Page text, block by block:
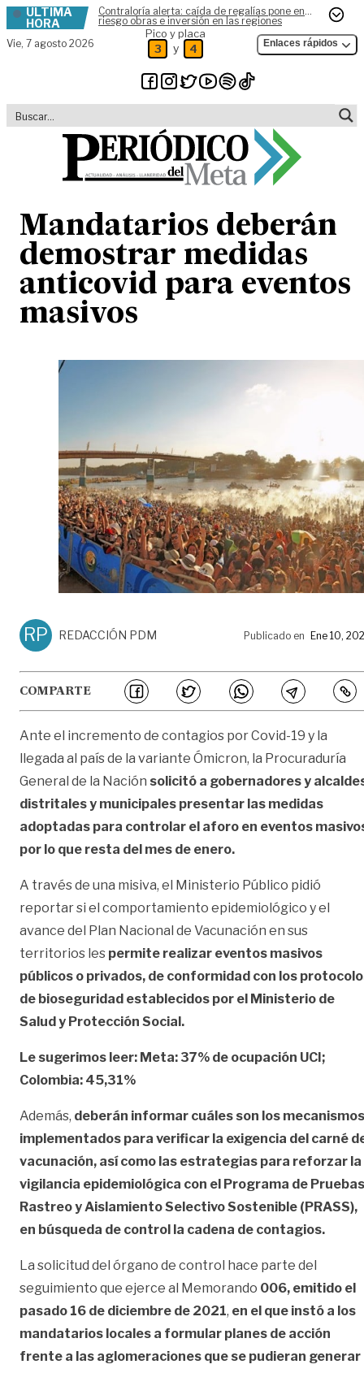
Skip to content
ÚLTIMA
HORA
Contraloría alerta: caída de regalías pone en
riesgo obras e inversión en las regiones
Vie, 7 agosto 2026
Pico y placa
3 y 4 Enlaces rápidos
Mandatarios deberán
demostrar medidas
anticovid para eventos
masivos
RP REDACCIÓN PDM Publicado en Ene 10,
COMPARTE
Ante el incremento de contagios por Covid-19 y la
llegada al país de la variante Ómicron, la Procuraduría
General de la Nación solicitó a gobernadores y
distritales y municipales presentar las medidas
adoptadas para controlar el aforo en eventos
por lo que resta del mes de enero.
A través de una misiva, el Ministerio Público pidió
reportar si el comportamiento epidemiológico y el
avance del Plan Nacional de Vacunación en sus
territorios les permite realizar eventos masivos
públicos o privados, de conformidad con los
de bioseguridad establecidos por el Ministerio de
Salud y Protección Social.
Le sugerimos leer: Meta: 37% de ocupación UCI;
Colombia: 45,31%
Además, deberán informar cuáles son los mecanismos
implementados para verificar la exigencia del carné
vacunación, así como las estrategias para reforzar la
vigilancia epidemiológica con el Programa de
Rastreo y Aislamiento Selectivo Sostenible (PRASS),
en búsqueda de control la cadena de contagios.
La solicitud del órgano de control hace parte del
seguimiento que ejerce al Memorando 006, emitido el
pasado 16 de diciembre de 2021, en el que instó a los
mandatarios locales a formular planes de acción
frente a las aglomeraciones que se pudieran generar